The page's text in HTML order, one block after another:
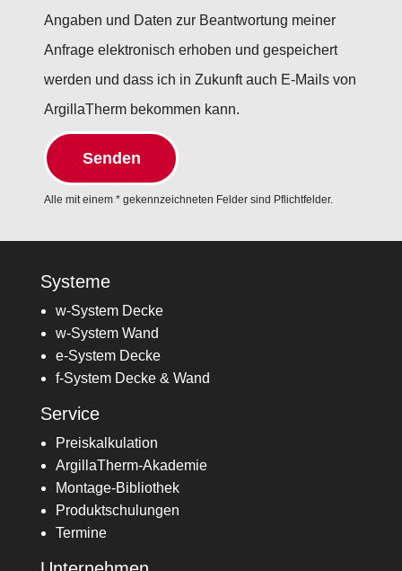
Angaben und Daten zur Beantwortung meiner
Anfrage elektronisch erhoben und gespeichert
werden und dass ich in Zukunft auch E-Mails von
ArgillaTherm bekommen kann.
Alle mit einem * gekennzeichneten Felder sind Pflichtfelder.
Systeme
w-System Decke
w-System Wand
e-System Decke
f-System Decke & Wand
Service
Preiskalkulation
ArgillaTherm-Akademie
Montage-Bibliothek
Produktschulungen
Termine